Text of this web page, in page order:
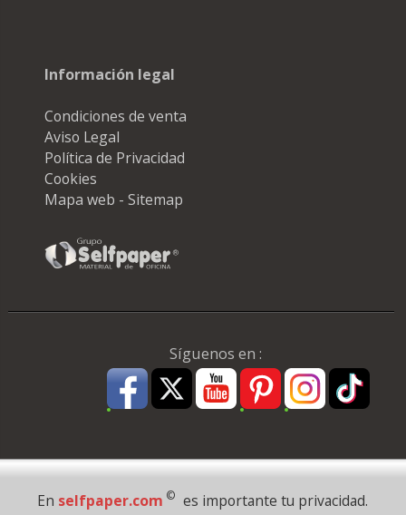
Información legal
Condiciones de venta
Aviso Legal
Política de Privacidad
Cookies
Mapa web - Sitemap
Síguenos en :
Pago Seguro
En selfpaper.com © es importante tu privacidad.